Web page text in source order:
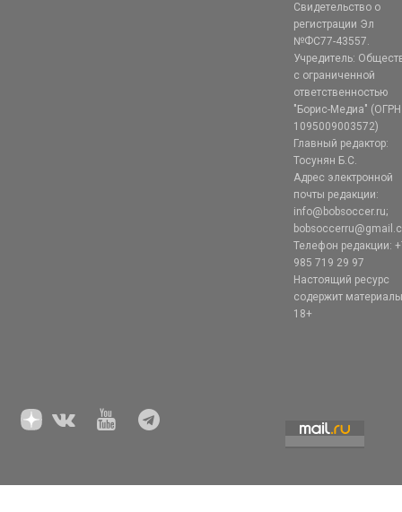
Свидетельство о
регистрации Эл
№ФС77-43557.
Учредитель:
с ограниченной
ответственностью
"Борис-Медиа" (ОГРН
1095009003572)
Главный редактор:
Тосунян Б.С.
Адрес электронной
почты редакции:
info@bobsoccer.ru;
Телефон редакции:
985 719 29 97
Настоящий ресурс
содержит
18+